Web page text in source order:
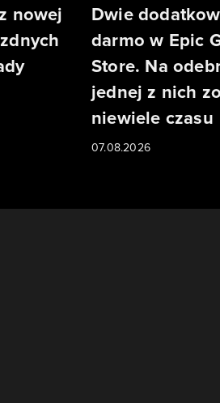
nowej
Dwie
darmo w Epic
Store. Na
jednej z nich
niewiele czasu
07.08.2026